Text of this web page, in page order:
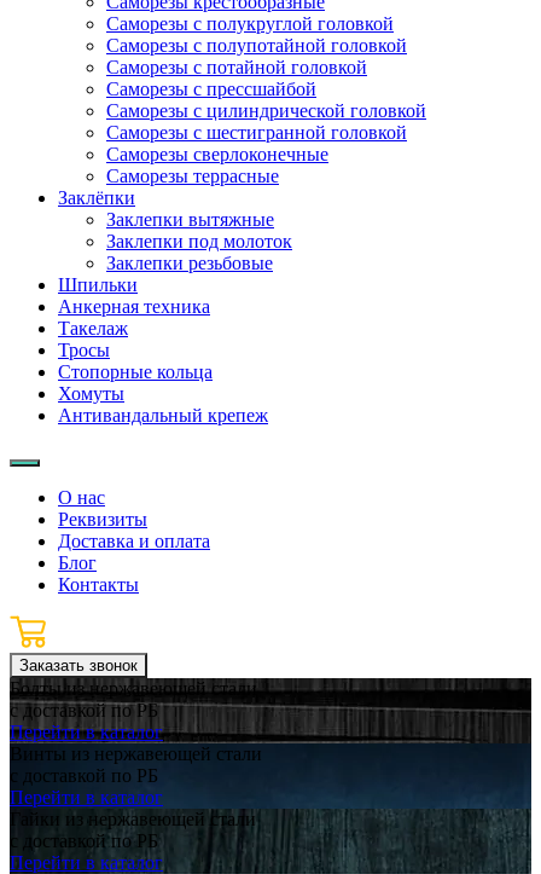
Саморезы с полукруглой головкой
Саморезы с полупотайной головкой
Саморезы с потайной головкой
Саморезы с прессшайбой
Саморезы с цилиндрической головкой
Саморезы с шестигранной головкой
Саморезы сверлоконечные
Саморезы террасные
Заклёпки
Заклепки вытяжные
Заклепки под молоток
Заклепки резьбовые
Шпильки
Анкерная техника
Такелаж
Тросы
Стопорные кольца
Хомуты
Антивандальный крепеж
О нас
Реквизиты
Доставка и оплата
Блог
Контакты
Заказать звонок
Болты из нержавеющей стали
с доставкойпо РБ
Перейти в каталог
Винты из нержавеющей стали
с доставкой по РБ
Перейти в каталог
Гайки из нержавеющей стали
с доставкойпо РБ
Перейти в каталог